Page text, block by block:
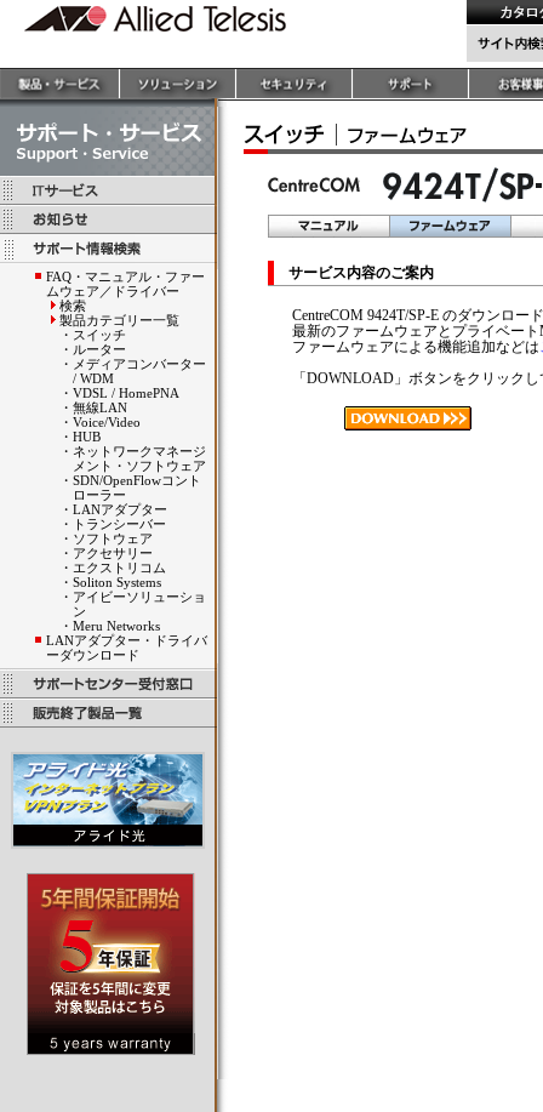
FAQ・マニュアル・ファー
ムウェア／ドライバー
検索
製品カテゴリー一覧
・ スイッチ
・ ルーター
・ メディアコンバーター
/ WDM
・ VDSL / HomePNA
・ 無線LAN
・ Voice/Video
・ HUB
・ ネットワークマネージ
メント・ソフトウェア
・ SDN/OpenFlowコント
ローラー
・ LANアダプター
・
トランシーバー
・ ソフトウェア
・ アクセサリー
・ エクストリコム
・ Soliton Systems
・ アイビーソリューショ
ン
・ Meru Networks
LANアダプター・ドライバ
ーダウンロード
サービス内容のご案内
CentreCOM 9424T/SP-E のダウンロー
最新のファームウェアとプライベー
ファームウェアによる機能追加などは
「DOWNLOAD」ボタンをクリック